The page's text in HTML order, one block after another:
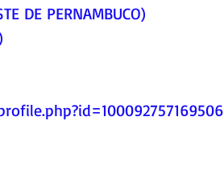
DE PERNAMBUCO)